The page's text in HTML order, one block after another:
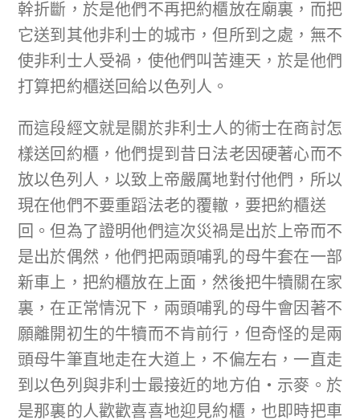
幹折斷，於是他們不再把約櫃放在廟裏，而把
它送到其他非利士的城市，但所到之處，無不
使非利士人受禍，使他們叫苦連天，於是他們
打算把約櫃送回給以色列人。
而這段經文就是關於非利士人的術士在商討怎
樣送回約櫃，他們提到昔日法老因硬著心而不
放以色列人，以致上帝嚴厲地對付他們，所以
現在他們不要重蹈法老的覆轍，要把約櫃送
回。但為了證明他們這次災禍是出於上帝而不
是出於偶然，他們把兩頭哺乳的母牛套在一部
新車上，把約櫃放在上面，然後把牛犢關在家
裏，在正常情況下，兩頭哺乳的母牛會因著不
願離開初生的牛犢而不肯前行，但奇怪的是兩
頭母牛筆直地走在大道上，不偏左右，一直走
到以色列與非利士最接近的地方伯‧示麥。於
是那裏的人歡歡喜喜地迎見約櫃，也即時把車